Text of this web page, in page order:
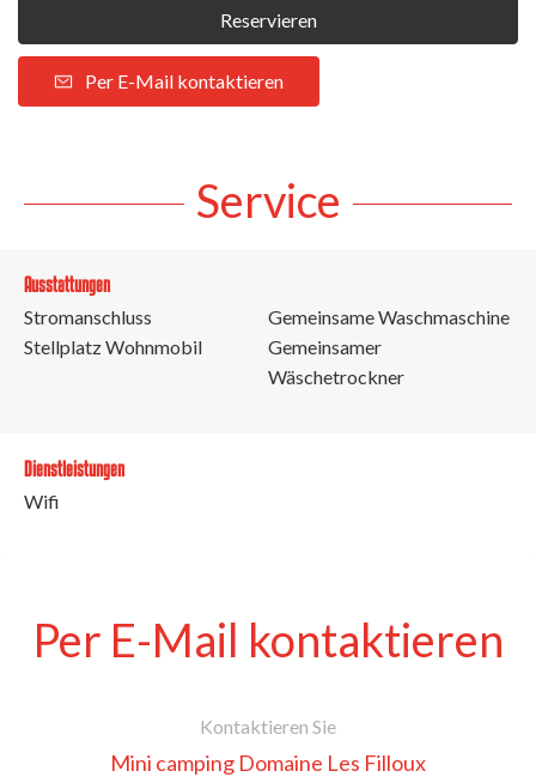
Reservieren
Per E-Mail kontaktieren
Service
Ausstattungen
Stromanschluss
Stellplatz Wohnmobil
Gemeinsame Waschmaschine
Gemeinsamer
Wäschetrockner
Dienstleistungen
Wifi
Per E-Mail kontaktieren
Kontaktieren Sie
Mini camping Domaine Les Filloux